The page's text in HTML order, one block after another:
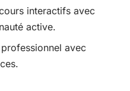
interactifs avec
active.
avec